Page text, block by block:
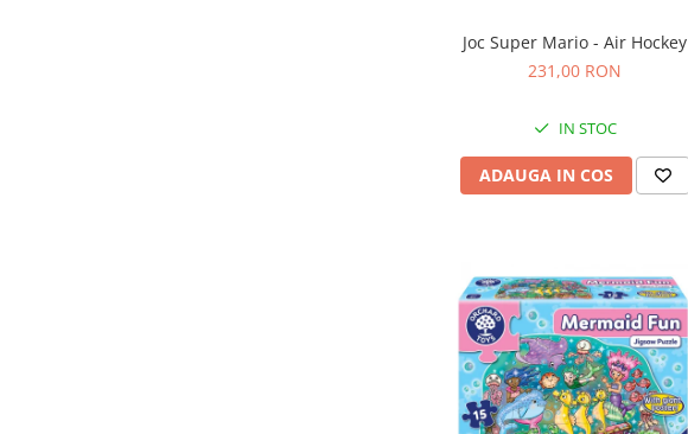
Joc Super Mario - Air Hockey
231,00 RON
IN STOC
ADAUGA IN COS